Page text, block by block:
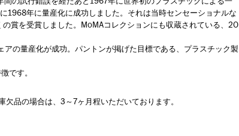
1968年に量産化に成功しました。それは当時センセーショナルな
賞を受賞しました。MoMAコレクションにも収蔵されている、20
の量産化が成功。パントンが掲げた目標である、プラスチック製
です。
品の場合は、3～7ヶ月程いただいております。